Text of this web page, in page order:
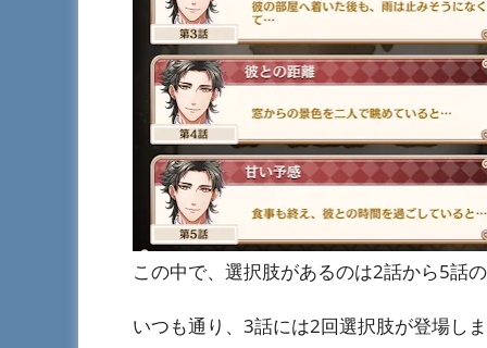
この中で、選択肢があるのは2話から5話
いつも通り、3話には2回選択肢が登場し